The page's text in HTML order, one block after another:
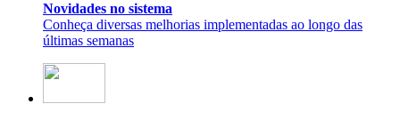
Novidades no sistema
Conheça diversas melhorias implementadas ao longo das
últimas semanas